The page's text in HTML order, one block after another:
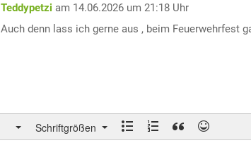
Teddypetzi am 14.06.2026 um 21:18 Uhr
Auch denn lass ich gerne aus , beim Feuerwehrfest
Schriftgrößen